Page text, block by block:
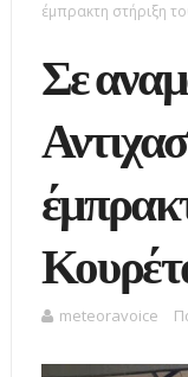
έμπρακτη στήριξη
Σε
meteoravoice